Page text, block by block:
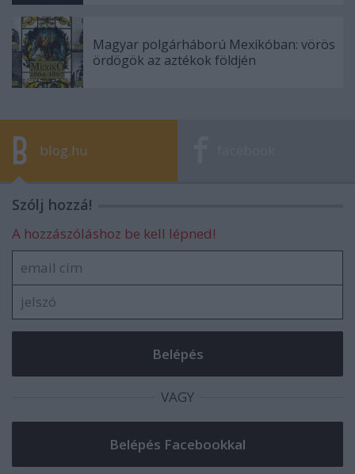
Magyar polgárháború Mexikóban: vörös
ördögök az aztékok földjén
blog.hu
Szólj hozzá!
A hozzászóláshoz be kell lépned!
VAGY